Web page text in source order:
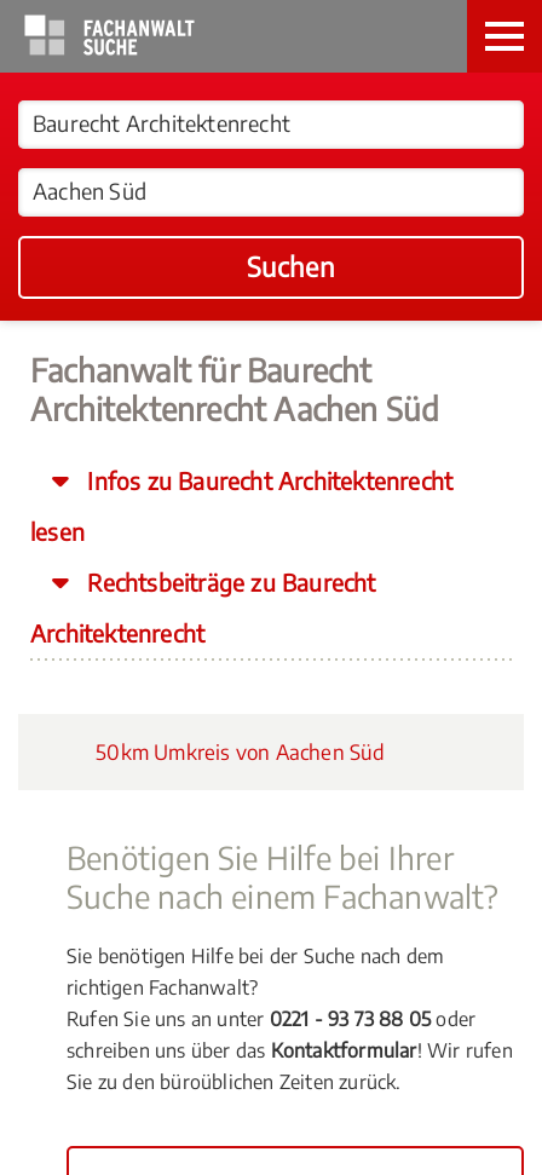
Suchen
Fachanwalt für Baurecht
Architektenrecht Aachen Süd
Infos zu Baurecht Architektenrecht
lesen
Rechtsbeiträge zu Baurecht
Architektenrecht
50km Umkreis von Aachen Süd
Benötigen Sie Hilfe bei Ihrer
Suche nach einem Fachanwalt?
Sie benötigen Hilfe bei der Suche nach dem
richtigen Fachanwalt?
Rufen Sie uns an unter 0221 - 93 73 88 05oder
schreiben uns über das Kontaktformular! Wir rufen
Sie zu den büroüblichen Zeiten zurück.